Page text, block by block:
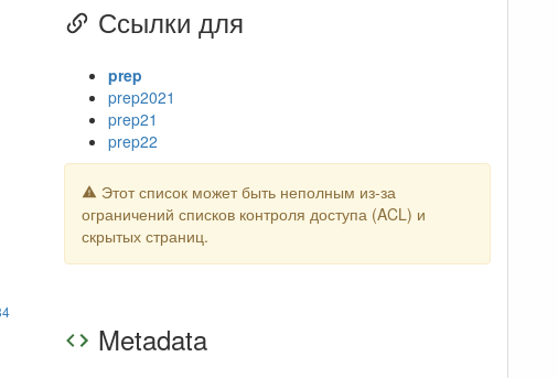
Ссылки для
prep
prep2021
prep21
prep22
Этот список может быть неполным из-за
ограничений списков контроля доступа (ACL) и
скрытых страниц.
Metadata